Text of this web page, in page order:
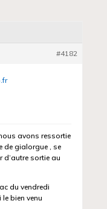
#4182
avons ressortie
de gialorgue , se
d’autre sortie au
du vendredi
bien venu